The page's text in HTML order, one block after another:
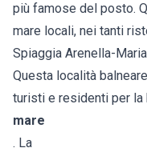
più famose del posto.
mare locali, nei tanti
Spiaggia Arenella-
Questa località
turisti e residenti per
mare
. La